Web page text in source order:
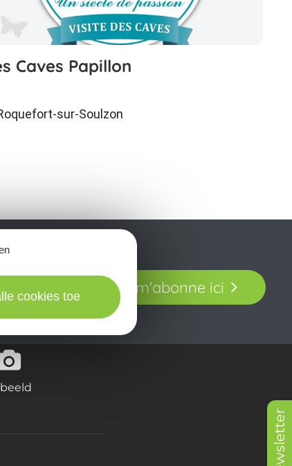
Newsletter
Caves Papillon
sur-Soulzon
vous
Aveyron.
Je m'abonne ici
cookies toe